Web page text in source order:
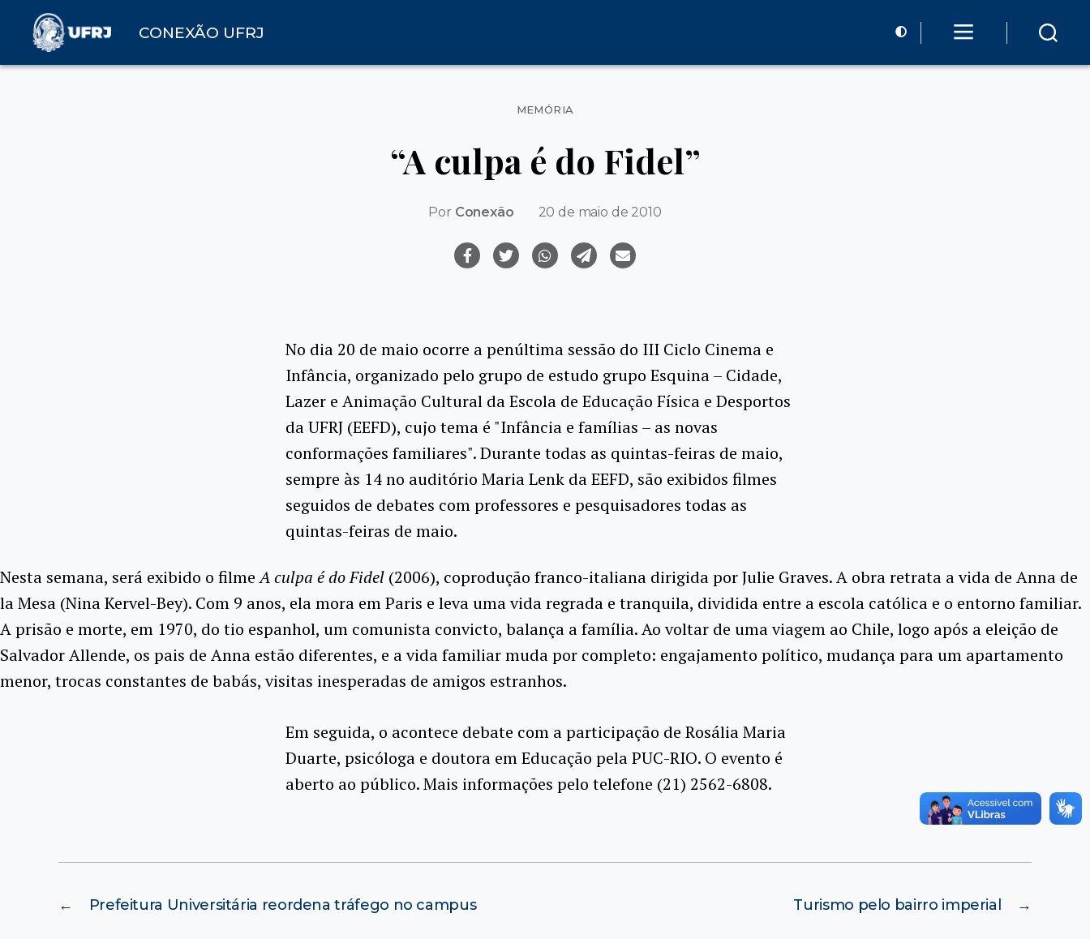
CONEXÃO UFRJ
Categorias
MEMÓRIA
“A culpa é do Fidel”
Por Conexão 20 de maio de 2010
No dia 20 de maio ocorre a penúltima sessão do III Ciclo Cinema e
Infância, organizado pelo grupo de estudo grupo Esquina – Cidade,
Lazer e Animação Cultural da Escola de Educação Física e Desportos
da UFRJ (EEFD), cujo tema é "Infância e famílias – as novas
conformações familiares". Durante todas as quintas-feiras de maio,
sempre às 14 no auditório Maria Lenk da EEFD, são exibidos filmes
seguidos de debates com professores e pesquisadores todas as
quintas-feiras de maio.
Nesta semana, será exibido o filmeA culpa é do Fidel (2006), coprodução franco-italiana dirigida por Julie Graves. A obra retrata a vida de Anna de
la Mesa (Nina Kervel-Bey). Com 9 anos, ela mora em Paris e leva uma vida regrada e tranquila, dividida entre a escola católica e o entorno familiar.
A prisão e morte, em 1970, do tio espanhol, um comunista convicto, balança a família. Ao voltar de uma viagem ao Chile, logo após a eleição de
Salvador Allende, os pais de Anna estão diferentes, e a vida familiar muda por completo: engajamento político, mudança para um apartamento
menor, trocas constantes de babás, visitas inesperadas de amigos estranhos.
Em seguida, o acontece debate com a participação de Rosália Maria
Duarte, psicóloga e doutora em Educação pela PUC-RIO. O evento é
aberto ao público. Mais informações pelo telefone (21) 2562-6808.
← Prefeitura Universitária reordena tráfego no campus →
Turismo pelo bairro imperial